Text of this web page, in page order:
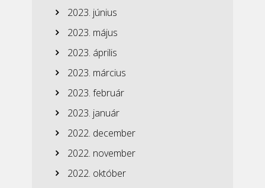
2023. június
2023. május
2023. április
2023. március
2023. február
2023. január
2022. december
2022. november
2022. október